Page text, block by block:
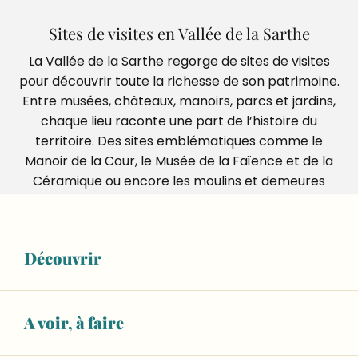
Découvrir
A voir, à faire
Sites de visites en Vallée de la Sarthe
La Vallée de la Sarthe regorge de sites de visites
pour découvrir toute la richesse de son patrimoine.
Entre musées, châteaux, manoirs, parcs et jardins,
chaque lieu raconte une part de l’histoire du
territoire. Des sites emblématiques comme le
Manoir de la Cour, le Musée de la Faïence et de la
Céramique ou encore les moulins et demeures